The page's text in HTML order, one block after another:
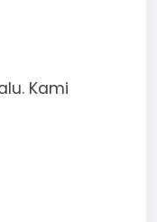
Kami